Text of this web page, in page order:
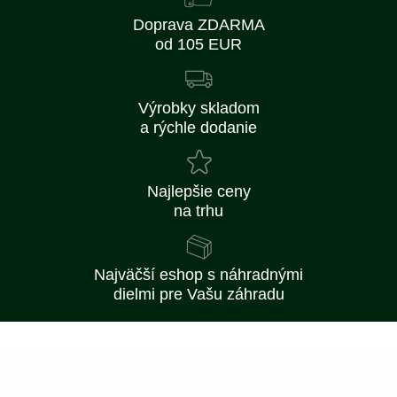
Doprava ZDARMA
od 105 EUR
Výrobky skladom
a rýchle dodanie
Najlepšie ceny
na trhu
Najväčší eshop s náhradnými
dielmi pre Vašu záhradu